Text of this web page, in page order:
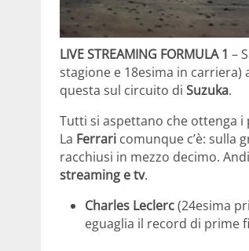
LIVE STREAMING FORMULA 1 –
stagione e 18esima in carriera)
questa sul circuito di Suzuka.
Tutti si aspettano che ottenga
La Ferrari comunque c’è: sulla
racchiusi in mezzo decimo.
streaming e tv.
Charles Leclerc(24esima
eguaglia il record di prime